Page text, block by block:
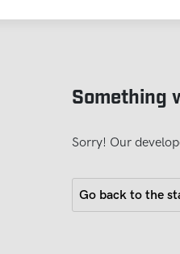
Something
Sorry! Our
Go back to the